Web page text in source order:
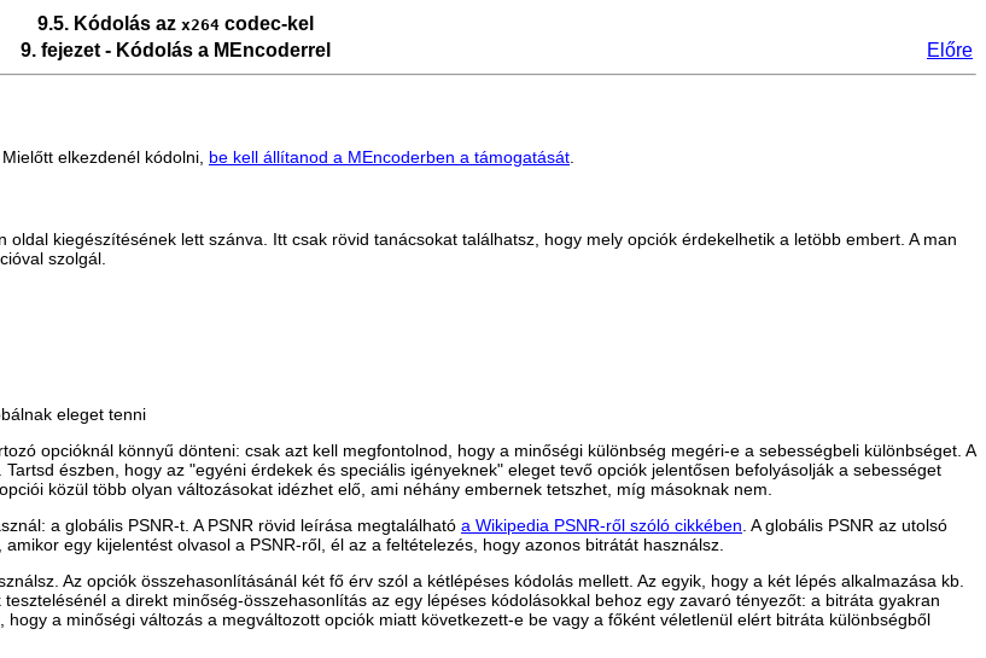
9.5. Kódolás az x264codec-kel
9. fejezet - Kódolás a MEncoderrel Előre
elkezdenél kódolni, be kell állítanod a MEncoderben a támogatását
oldal kiegészítésének lett szánva. Itt csak rövid tanácsokat találhatsz, hogy mely opciók érdekelhetik a letöbb embert. A man
szolgál.
eleget tenni
opcióknál könnyű dönteni: csak azt kell megfontolnod, hogy a minőségi különbség megéri-e a sebességbeli különbséget. A
észben, hogy az "egyéni érdekek és speciális igényeknek" eleget tevő opciók jelentősen befolyásolják a sebességet
közül több olyan változásokat idézhet elő, ami néhány embernek tetszhet, míg másoknak nem.
a globális PSNR-t. A PSNR rövid leírása megtalálható a Wikipedia PSNR-ről szóló cikkében . A globális PSNR az utolsó
amikor egy kijelentést olvasol a PSNR-ről, él az a feltételezés, hogy azonos bitrátát használsz.
Az opciók összehasonlításánál két fő érv szól a kétlépéses kódolás mellett. Az egyik, hogy a két lépés alkalmazása kb.
a direkt minőség-összehasonlítás az egy lépéses kódolásokkal behoz egy zavaró tényezőt: a bitráta gyakran
a minőségi változás a megváltozott opciók miatt következett-e be vagy a főként véletlenül elért bitráta különbségből